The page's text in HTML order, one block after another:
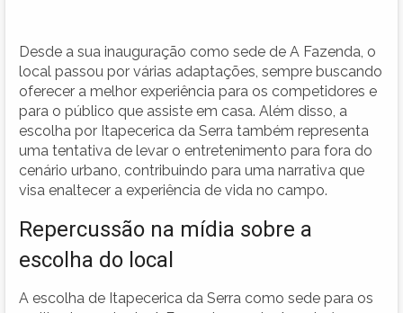
Desde a sua inauguração como sede de A Fazenda, o
local passou por várias adaptações, sempre buscando
oferecer a melhor experiência para os competidores e
para o público que assiste em casa. Além disso, a
escolha por Itapecerica da Serra também representa
uma tentativa de levar o entretenimento para fora do
cenário urbano, contribuindo para uma narrativa que
visa enaltecer a experiência de vida no campo.
Repercussão na mídia sobre a
escolha do local
A escolha de Itapecerica da Serra como sede para os